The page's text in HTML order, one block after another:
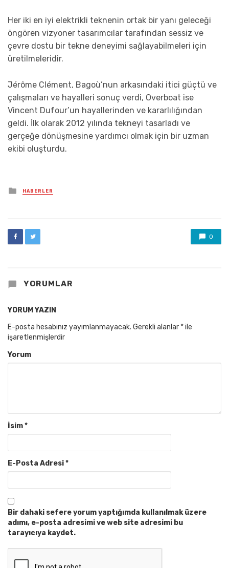
Her iki en iyi elektrikli teknenin ortak bir yanı geleceği
öngören vizyoner tasarımcılar tarafından sessiz ve
çevre dostu bir tekne deneyimi sağlayabilmeleri için
üretilmeleridir.
Jérôme Clément, Bagoù’nun arkasındaki itici güçtü ve
çalışmaları ve hayalleri sonuç verdi, Overboat ise
Vincent Dufour’un hayallerinden ve kararlılığından
geldi. İlk olarak 2012 yılında tekneyi tasarladı ve
gerçeğe dönüşmesine yardımcı olmak için bir uzman
ekibi oluşturdu.
Posted
in
HABERLER
0
YORUMLAR
YORUM YAZIN
E-posta hesabınız yayımlanmayacak. Gerekli alanlar *ile
işaretlenmişlerdir
Yorum
İsim*
E-Posta Adresi*
Bir dahaki sefere yorum yaptığımda kullanılmak üzere
adımı, e-posta adresimi ve web site adresimi bu
tarayıcıya kaydet.